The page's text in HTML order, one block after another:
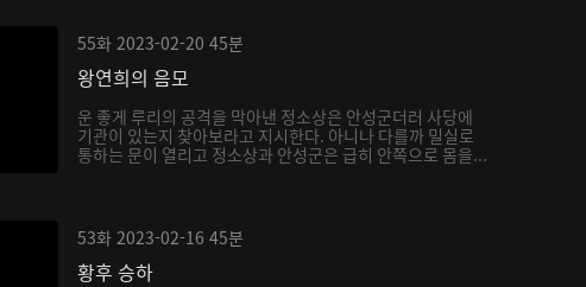
55화 2023-02-20 45분
왕연희의 음모
운 좋게 루리의 공격을 막아낸 정소상은 안성군더러 사당에
기관이 있는지 찾아보라고 지시한다. 아니나 다를까 밀실로
통하는 문이 열리고 정소상과 안성군은 급히 안쪽으로 몸을...
53화 2023-02-16 45분
황후 승하